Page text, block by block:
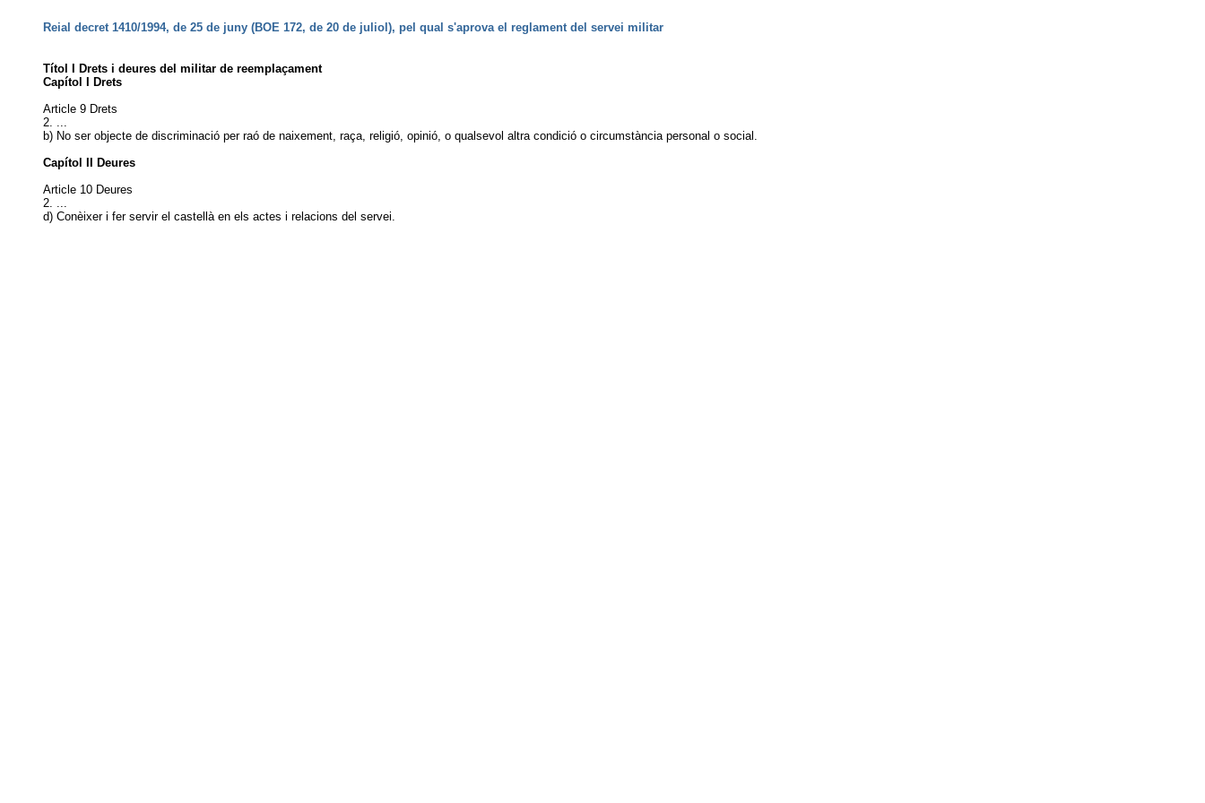
Reial decret 1410/1994, de 25 de juny (BOE 172, de 20 de juliol), pel qual s'aprova el reglament del servei militar
Títol I Drets i deures del militar de reemplaçament
Capítol I Drets
Article 9 Drets
2. ...
b) No ser objecte de discriminació per raó de naixement, raça, religió, opinió, o qualsevol altra condició o circumstància personal o social.
Capítol II Deures
Article 10 Deures
2. ...
d) Conèixer i fer servir el castellà en els actes i relacions del servei.